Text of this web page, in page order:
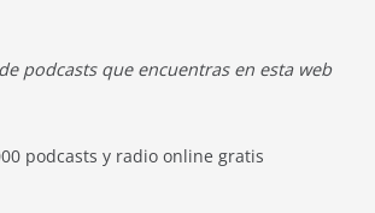
podcasts que encuentras en esta web
podcasts y radio online gratis